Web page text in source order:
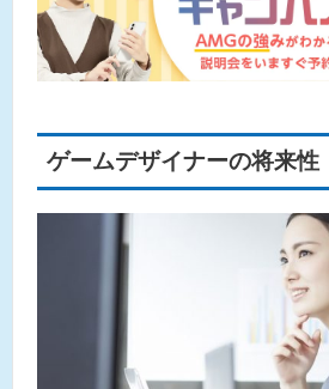
ゲームデザイナーの将来性